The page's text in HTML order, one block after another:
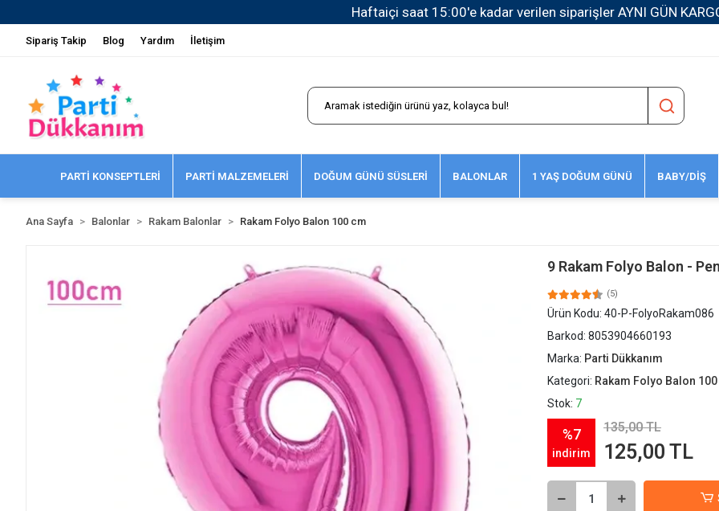
1500 TL ve Üzeri Kargo Ücretsiz!
Sipariş Takip Blog Yardım İletişim
PARTİ KONSEPTLERİ PARTİ MALZEMELERİ DOĞUM GÜNÜ SÜSLERİ BALONLAR 1 YAŞ DOĞUM GÜNÜ BABY/DİŞ
Ana Sayfa Balonlar Rakam Balonlar Rakam Folyo Balon 100 cm
9 Rakam Folyo Balon -
(5)
Ürün Kodu: 40-P-FolyoRakam086
Barkod: 8053904660193
Marka: Parti Dükkanım
Kategori: Rakam Folyo Balon
Stok: 7
%7
indirim
135,00 TL
125,00 TL